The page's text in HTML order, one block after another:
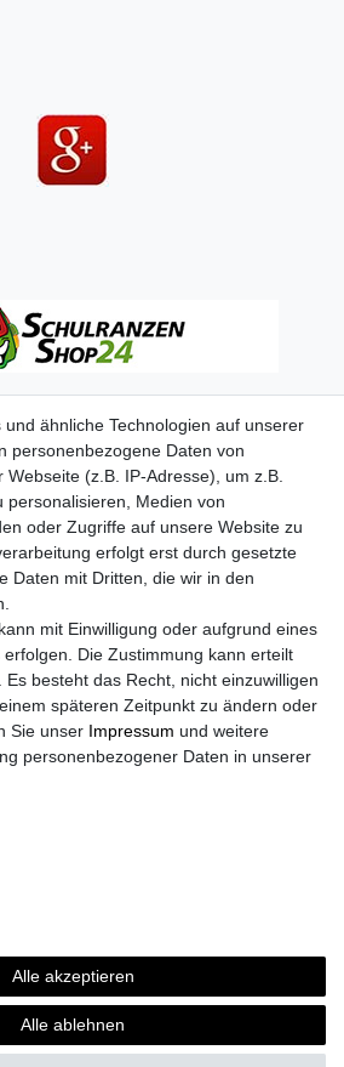
ähnliche Technologien auf unserer
personenbezogene Daten von
(z.B. IP-Adresse), um z.B.
personalisieren, Medien von
oder Zugriffe auf unsere Website zu
erfolgt erst durch gesetzte
Daten mit Dritten, die wir in den
mit Einwilligung oder aufgrund eines
Die Zustimmung kann erteilt
besteht das Recht, nicht einzuwilligen
späteren Zeitpunkt zu ändern oder
Sie unser Impressum und weitere
personenbezogener Daten in unserer
Alle akzeptieren
Alle ablehnen